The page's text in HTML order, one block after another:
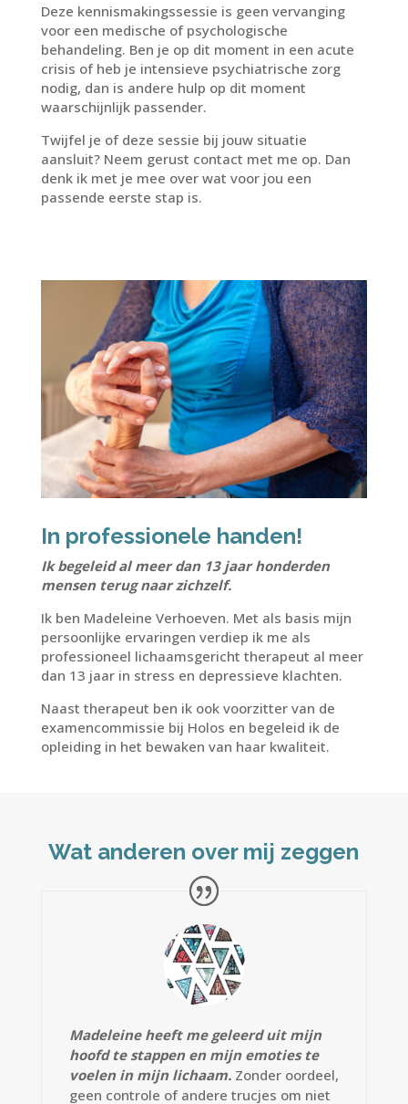
Deze kennismakingssessie is geen vervanging
voor een medische of psychologische
behandeling. Ben je op dit moment in een acute
crisis of heb je intensieve psychiatrische zorg
nodig, dan is andere hulp op dit moment
waarschijnlijk passender.
Twijfel je of deze sessie bij jouw situatie
aansluit? Neem gerust contact met me op. Dan
denk ik met je mee over wat voor jou een
passende eerste stap is.
In professionele handen!
Ik begeleid al meer dan 13 jaar honderden
mensen terug naar zichzelf.
Ik ben Madeleine Verhoeven. Met als basis mijn
persoonlijke ervaringen verdiep ik me als
professioneel lichaamsgericht therapeut al meer
dan 13 jaar in stress en depressieve klachten.
Naast therapeut ben ik ook voorzitter van de
examencommissie bij Holos en begeleid ik de
opleiding in het bewaken van haar kwaliteit.
Wat anderen over mij zeggen
Madeleine heeft me geleerd uit mijn
hoofd te stappen en mijn emoties te
voelen in mijn lichaam.Zonder oordeel,
geen controle of andere trucjes om niet